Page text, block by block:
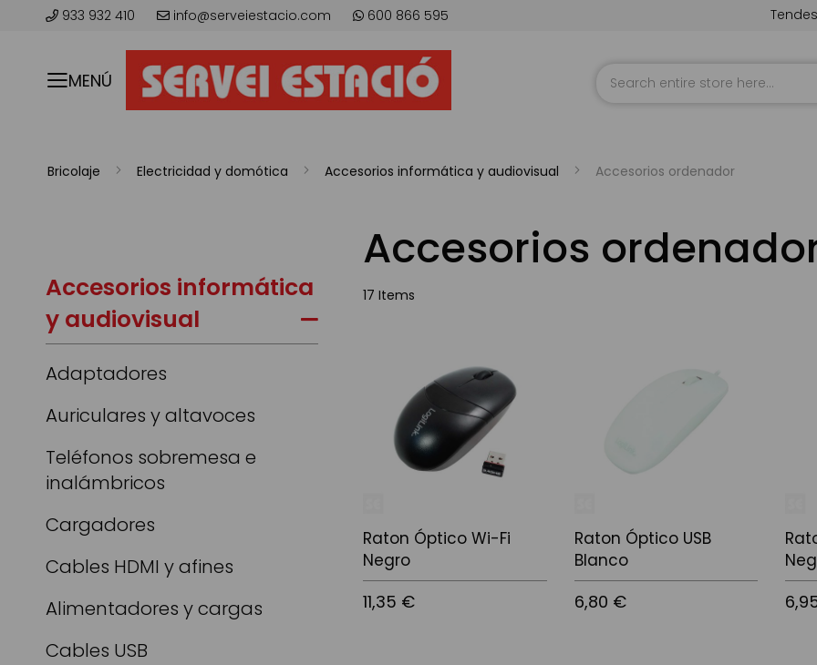
933 932 410 info@serveiestacio.com 600 866 595 Tendes
MENÚ
Bricolaje Electricidad y domótica Accesorios informática y audiovisual Accesorios ordenador
Accesorios
17 Items
Raton Óptico Wi-Fi
Negro
11,35 €
Raton Óptico USB
Blanco
6,80 €
Accesorios informática
y audiovisual
Adaptadores
Auriculares y altavoces
Teléfonos sobremesa e
inalámbricos
Cargadores
Cables HDMI y afines
Alimentadores y cargas
Cables USB